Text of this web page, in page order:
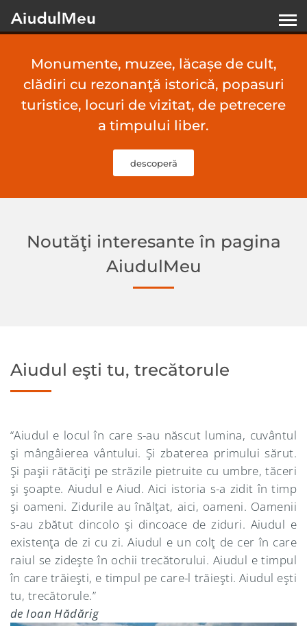
Monumente, muzee, lăcașe de cult,
clădiri cu rezonanţă istorică, popasuri
turistice, locuri de vizitat, de petrecere
a timpului liber.
descoperă
Noutăţi interesante în pagina
AiudulMeu
Aiudul eşti tu, trecătorule
“Aiudul e locul în care s-au născut lumina, cuvântul
şi mângâierea vântului. Şi zbaterea primului sărut.
Şi paşii rătăciţi pe străzile pietruite cu umbre, tăceri
şi şoapte. Aiudul e Aiud. Aici istoria s-a zidit în timp
şi oameni. Zidurile au înălţat, aici, oameni. Oamenii
s-au zbătut dincolo şi dincoace de ziduri. Aiudul e
existenţa de zi cu zi. Aiudul e un colţ de cer în care
raiul se zideşte în ochii trecătorului. Aiudul e timpul
în care trăieşti, e timpul pe care-l trăieşti. Aiudul eşti
tu, trecătorule.”
de Ioan Hădărig